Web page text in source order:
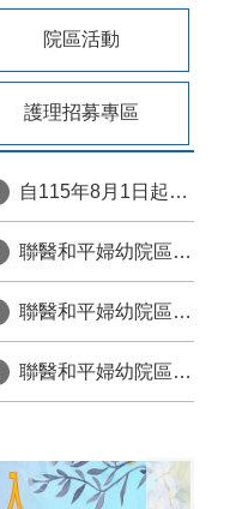
院區活動
護理招募專區
自115年8月1日起臺北市擴大帶狀疱疹疫苗補助，檢送本院附設12區院外門診部接種資訊。
聯醫和平婦幼院區(婦幼) - 臺北市政府擴大補助帶狀皰疹疫苗專診公告
聯醫和平婦幼院區(和平) - 115.8.1起台北市擴大帶狀疱疹疫苗補助
聯醫和平婦幼院區 - 114年公費流感疫苗已全數用罄，即日起停止公費流感疫苗接種服務。